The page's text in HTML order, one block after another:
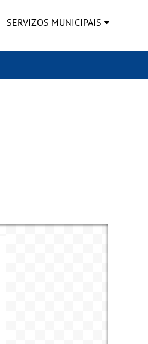
SERVIZOS MUNICIPAIS